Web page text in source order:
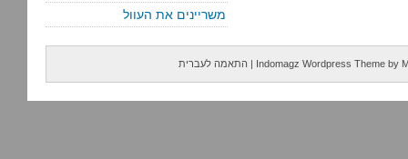
משריינים את העוול
Indomagz Wordpress Theme by
| התאמה לעברית